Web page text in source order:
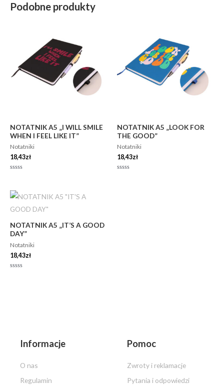
Podobne produkty
NOTATNIK A5 „I WILL SMILE
WHEN I FEEL LIKE IT”
Notatniki
18,43zł
5
NOTATNIK A5 „LOOK FOR
THE GOOD”
Notatniki
18,43zł
NOTATNIK A5 „IT’S A GOOD
DAY”
Notatniki
18,43zł
Informacje
O nas
Regulamin
Pomoc
Zwroty i reklamacje
Pytania i odpowiedzi